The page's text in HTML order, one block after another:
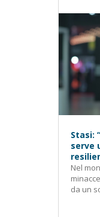
Stasi:
serve
Nel
da un